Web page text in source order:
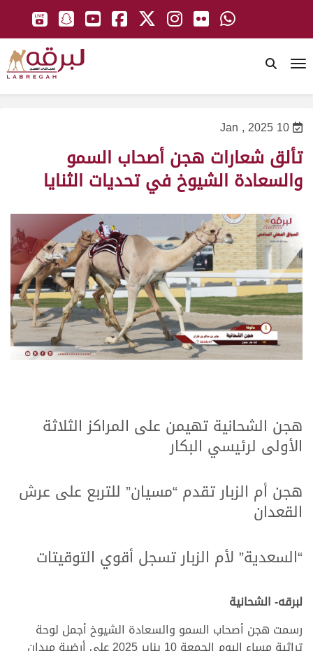
10 Jan , 2025
تألق شعارات هجن أصحاب السمو
والسعادة الشيوخ في تحديات الثنايا
هجن الشحانية تهيمن على المراكز الثلاثة
الأولى لرئيسي البكار
هجن أم الزبار تقدم “مسيان” للتربع على عرش
القعدان
“السعدية” لأم الزبار تسجل أقوي التوقيتات
لبرقه- الشحانية
رسمت هجن أصحاب السمو والسعادة الشيوخ أجمل لوحة